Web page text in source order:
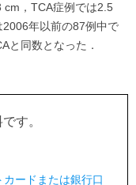
cm，TCA症例では2.5
年以前の87例中で
と同数となった．
す。
ードまたは銀行口